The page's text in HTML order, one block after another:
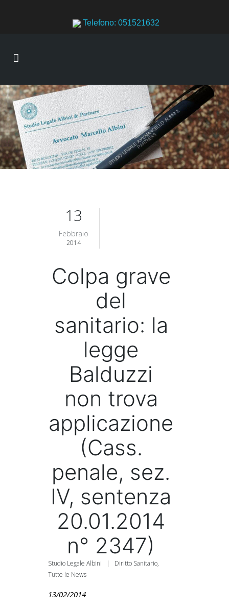
Telefono: 051521632
13
Febbraio
2014
Colpa grave
del
sanitario: la
legge
Balduzzi
non trova
applicazione
(Cass.
penale, sez.
IV, sentenza
20.01.2014
n° 2347)
Studio Legale Albini | Diritto Sanitario,
Tutte le News
13/02/2014